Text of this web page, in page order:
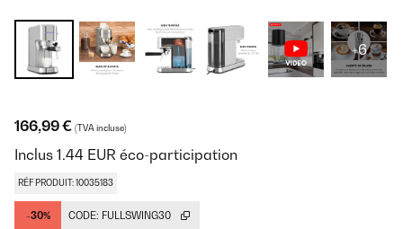
+6
166,99 € (TVA incluse)
Inclus 1.44 EUR éco-participation
RÉF PRODUIT: 10035183
-30% CODE: FULLSWING30